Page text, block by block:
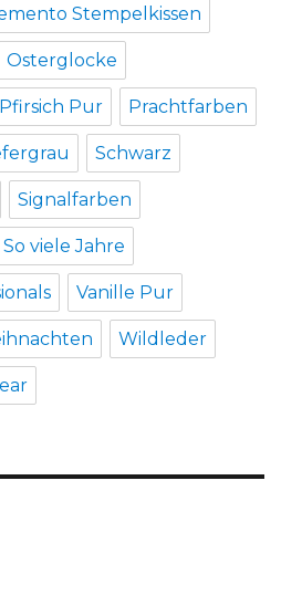
Stempelkissen
Osterglocke
Pfirsich Pur Prachtfarben
Schwarz
Signalfarben
So viele Jahre
Vanille Pur
Wildleder